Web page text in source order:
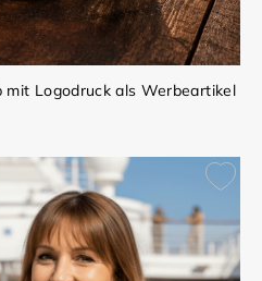
mit Logodruck als Werbeartikel